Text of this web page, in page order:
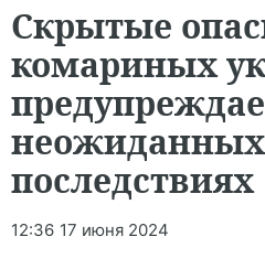
Скрытые
комариных
неожиданных
последствиях
12:36 17 июня 2024